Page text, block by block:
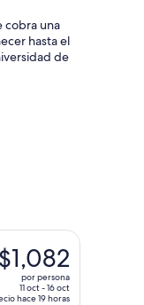
cobra una
hasta el
de
$1,082
por persona
11 oct - 16 oct
hace 19 horas